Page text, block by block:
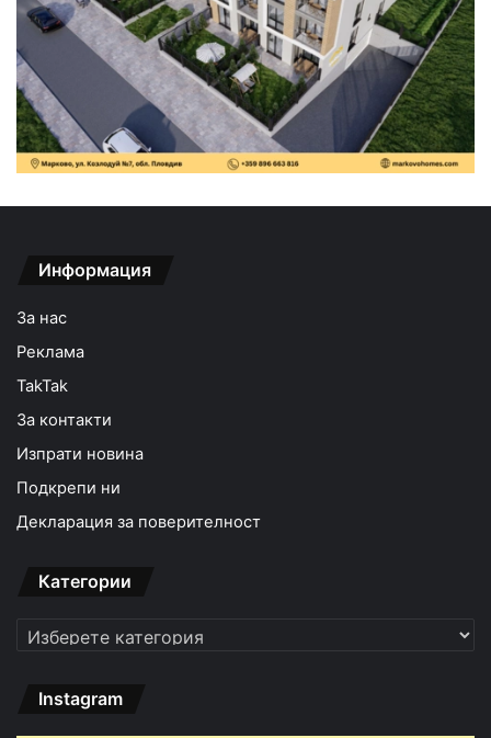
Информация
За нас
Реклама
TakTak
За контакти
Изпрати новина
Подкрепи ни
Декларация за поверителност
Категории
Категории
Instagram